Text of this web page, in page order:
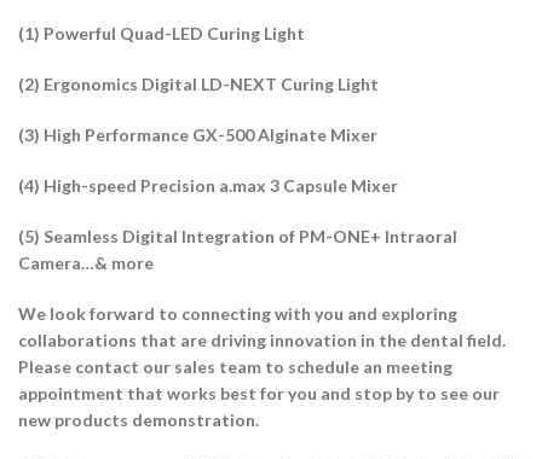
(1) Powerful Quad-LED Curing Light
(2) Ergonomics Digital LD-NEXT Curing Light
(3) High Performance GX-500 Alginate Mixer
(4) High-speed Precision a.max 3 Capsule Mixer
(5) Seamless Digital Integration of PM-ONE+ Intraoral
Camera…& more
We look forward to connecting with you and exploring
collaborations that are driving innovation in the dental field.
Please contact our sales team to schedule an meeting
appointment that works best for you and stop by to see our
new products demonstration.